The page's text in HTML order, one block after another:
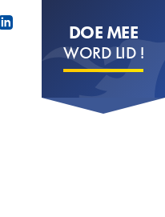
DOE MEE
WORD LID !